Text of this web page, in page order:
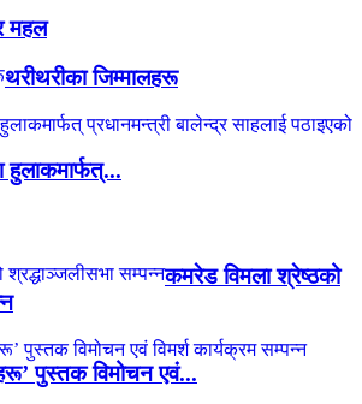
महल
थरीथरीका जिम्मालहरू
कमरेड विमला श्रेष्ठको
पुस्तक विमोचन एवं...